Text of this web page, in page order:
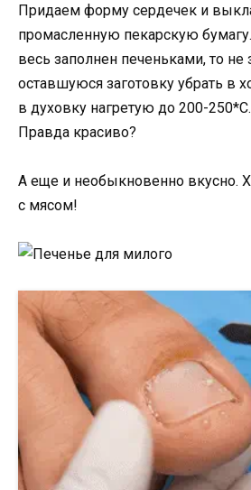
Придаем форму сердечек и
промасленную пекарскую
весь заполнен печеньками, то не
оставшуюся заготовку убрать в
в духовку нагретую до 200-250*С.
Правда красиво?
А еще и необыкновенно вкусно.
с мясом!